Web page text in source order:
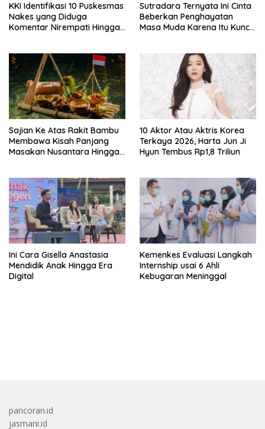
KKI Identifikasi 10 Puskesmas
Nakes yang Diduga
Komentar Nirempati Hingga
Sutradara Ternyata Ini Cinta
Beberkan Penghayatan
Masa Muda Karena Itu Kunci
Sajian Ke Atas Rakit Bambu
Membawa Kisah Panjang
Masakan Nusantara Hingga
10 Aktor Atau Aktris Korea
Terkaya 2026, Harta Jun Ji
Hyun Tembus Rp1,8 Triliun
Ini Cara Gisella Anastasia
Mendidik Anak Hingga Era
Digital
Kemenkes Evaluasi Langkah
Internship usai 6 Ahli
Kebugaran Meninggal
pancoran.id
jasmani.id